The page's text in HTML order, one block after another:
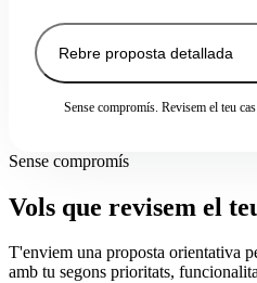
Rebre proposta detallada
Sense compromís. Revisem el teu
Sense compromís
Vols que revisem el
T'enviem una proposta orientativa
amb tu segons prioritats,